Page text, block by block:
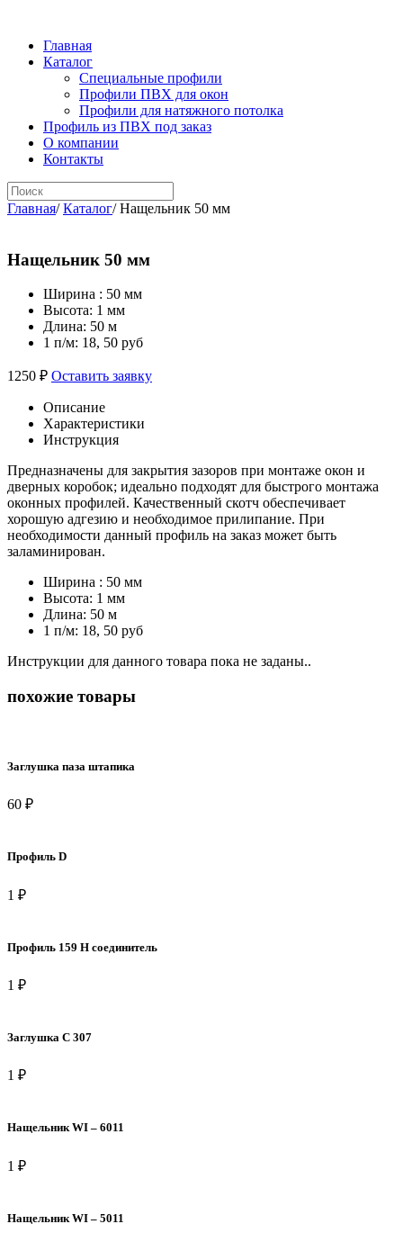
Главная
Каталог
Специальные профили
Профили ПВХ для окон
Профили для натяжного потолка
Профиль из ПВХ под заказ
О компании
Контакты
Главная/ Каталог/ Нащельник 50 мм
Нащельник 50 мм
Ширина : 50 мм
Высота: 1 мм
Длина: 50 м
1 п/м: 18, 50 руб
1250 ₽ Оставить заявку
Описание
Характеристики
Инструкция
Предназначены для закрытия зазоров при монтаже окон и
дверных коробок; идеально подходят для быстрого монтажа
оконных профилей. Качественный скотч обеспечивает
хорошую адгезию и необходимое прилипание. При
необходимости данный профиль на заказ может быть
заламинирован.
Ширина : 50 мм
Высота: 1 мм
Длина: 50 м
1 п/м: 18, 50 руб
Инструкции для данного товара пока не заданы..
похожие товары
Заглушка паза штапика
60 ₽
Профиль D
1 ₽
Профиль 159 Н соединитель
1 ₽
Заглушка С 307
1 ₽
Нащельник WI – 6011
1 ₽
Нащельник WI – 5011